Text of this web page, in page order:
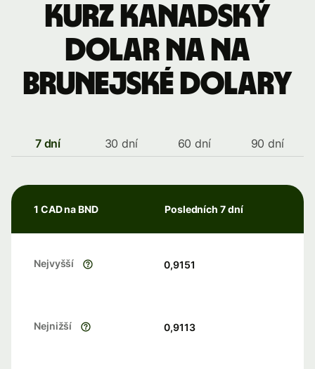
kurz kanadský
dolar na na
brunejské dolary
7 dní 30 dní 60 dní 90 dní
1 CAD na BND Posledních 7 dní
Nejvyšší 0,9151
Nejnižší 0,9113